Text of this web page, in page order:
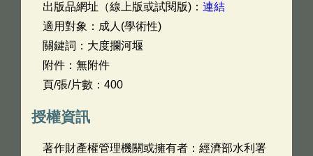
出版品網址（線上版或試閱版)： 連結
適用對象：成人(學術性)
關鍵詞：大度攔河堰
附件：無附件
頁/張/片數：400
授權資訊
著作財產權管理機關或擁有者：經濟部水利署